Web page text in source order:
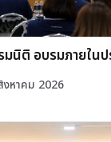
ด้ผ่านการรับฟังควา
คณะกรรมการ ก.ล.
บปรุงได้ที่เว็บไซต์ต
าม บริษัท สอบบัญชี